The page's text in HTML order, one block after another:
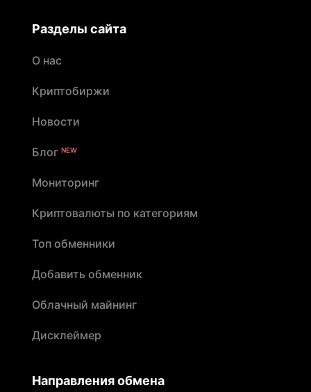
Разделы сайта
О нас
Криптобиржи
Новости
Блог NEW
Мониторинг
Криптовалюты по категориям
Топ обменники
Добавить обменник
Облачный майнинг
Дисклеймер
Направления обмена